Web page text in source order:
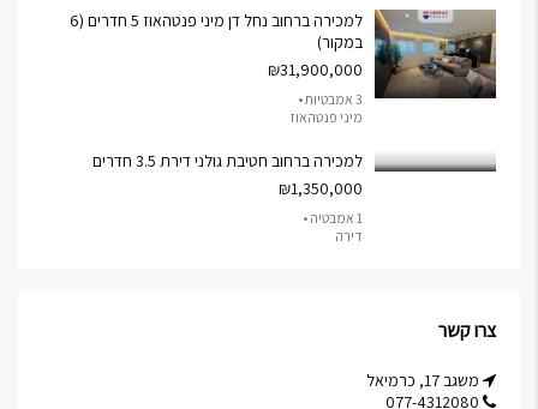
למכירה ברחוב נחל דן מיני פנטהאוז 5 חדרים (6
במקור)
₪31,900,000
3 אמבטיות •
מיני פנטהאוז
למכירה ברחוב חטיבת גולני דירת 3.5 חדרים
₪1,350,000
1 אמבטיה •
דירה
צרו קשר
משגב 17, כרמיאל